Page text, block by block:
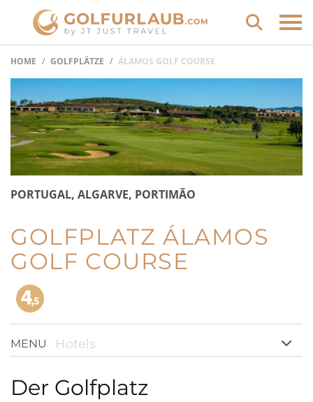
HOME GOLFPLÄTZE ÁLAMOS GOLF COURSE
PORTUGAL, ALGARVE, PORTIMÃO
GOLFPLATZ ÁLAMOS
GOLF COURSE
MENU Hotels
Der Golfplatz